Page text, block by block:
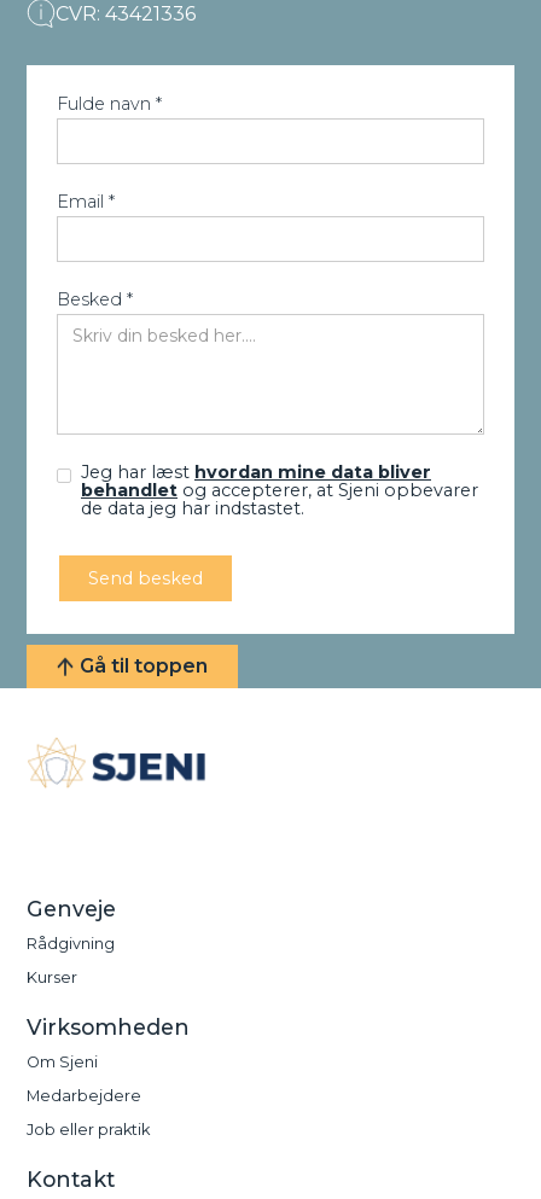
CVR: 43421336
Fulde navn *
Email *
Besked *
Jeg har læst hvordan mine data bliver
behandlet og accepterer, at Sjeni opbevarer
de data jeg har indstastet.
Gå til toppen
Genveje
Rådgivning
Kurser
Virksomheden
Om Sjeni
Medarbejdere
Job eller praktik
Kontakt